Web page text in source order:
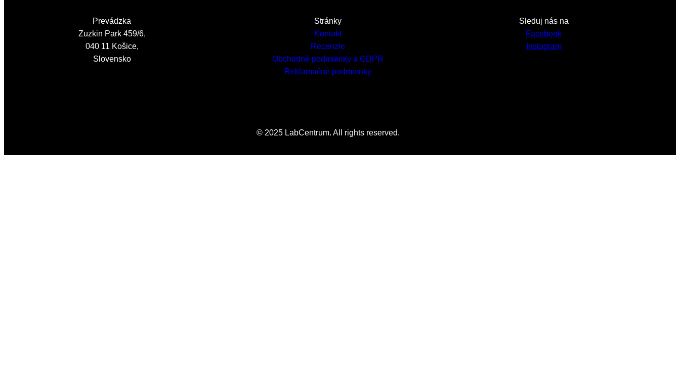
Prevádzka
Zuzkin Park 459/6,
040 11 Košice,
Slovensko
Stránky
Kontakt
Recenzie
Obchodné podmienky a GDPR
Reklamačné podmienky
Sleduj nás na
Facebook
Instagram
© 2025 LabCentrum. All rights reserved.